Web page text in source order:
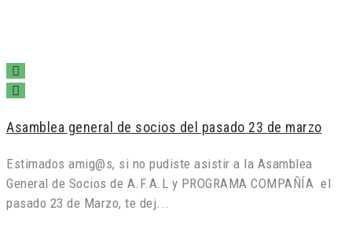
Asamblea general de socios del pasado 23 de marzo
Estimados amig@s, si no pudiste asistir a la Asamblea
General de Socios de A.F.A.L y PROGRAMA COMPAÑÍA el
pasado 23 de Marzo, te dej...